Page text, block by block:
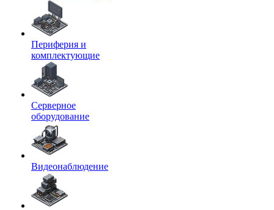
Периферия и
комплектующие
Серверное
оборудование
Видеонаблюдение